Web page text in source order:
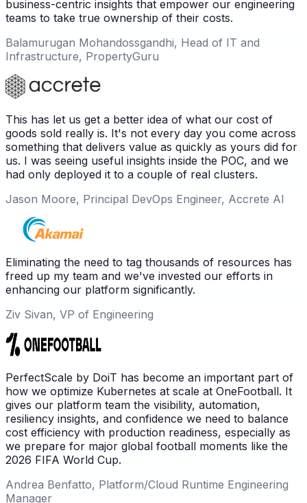
business-centric insights that empower our engineering
teams to take true ownership of their costs.
Balamurugan Mohandossgandhi, Head of IT and
Infrastructure, PropertyGuru
This has let us get a better idea of what our cost of
goods sold really is. It's not every day you come across
something that delivers value as quickly as yours did for
us. I was seeing useful insights inside the POC, and we
had only deployed it to a couple of real clusters.
Jason Moore, Principal DevOps Engineer, Accrete AI
Eliminating the need to tag thousands of resources has
freed up my team and we've invested our efforts in
enhancing our platform significantly.
Ziv Sivan, VP of Engineering
PerfectScale by DoiT has become an important part of
how we optimize Kubernetes at scale at OneFootball. It
gives our platform team the visibility, automation,
resiliency insights, and confidence we need to balance
cost efficiency with production readiness, especially as
we prepare for major global football moments like the
2026 FIFA World Cup.
Andrea Benfatto, Platform/Cloud Runtime Engineering
Manager